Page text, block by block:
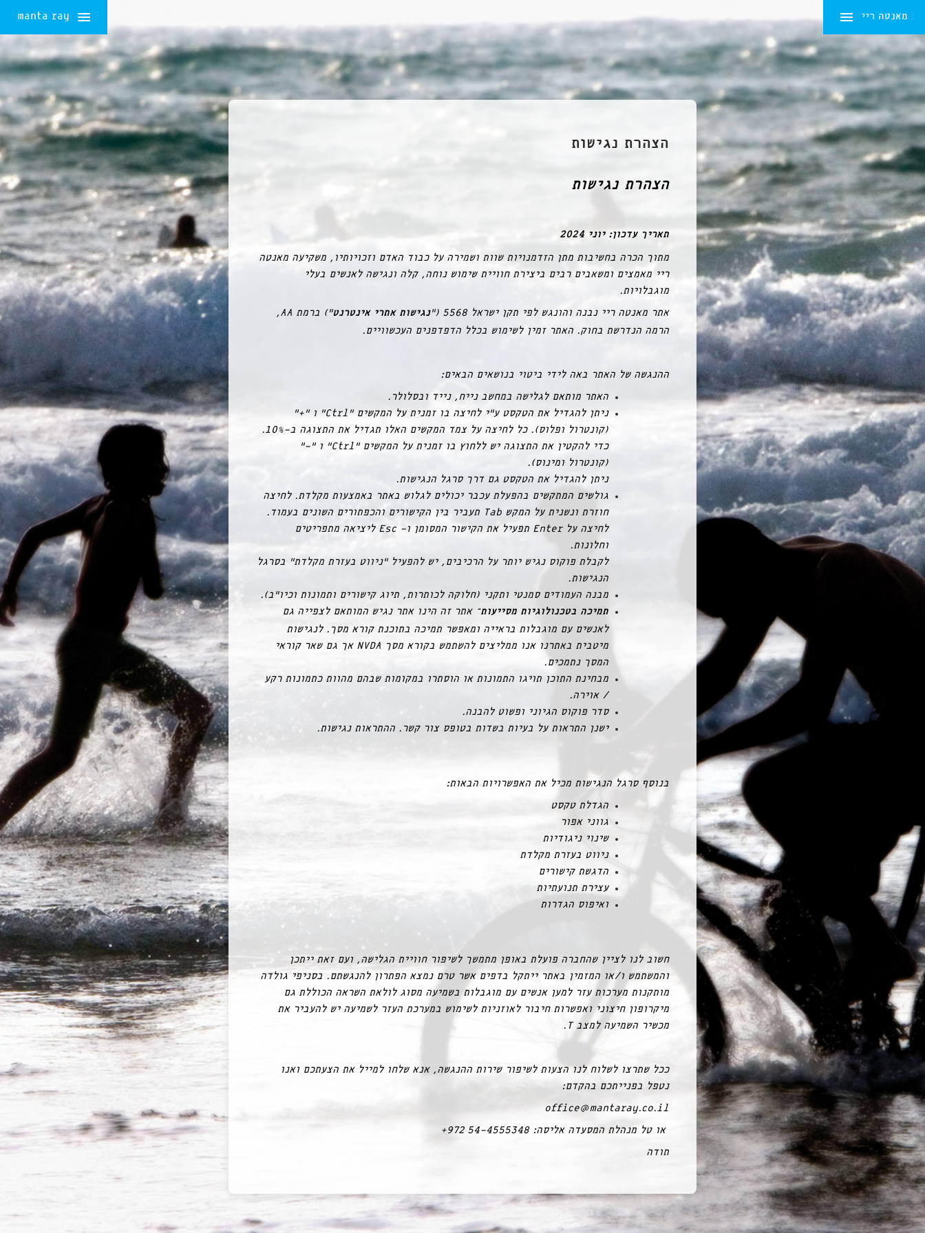
Skip
to
content
מאנטה ריי manta ray
הצהרת נגישות
הצהרת נגישות
תאריך עדכון: יוני 2024
מתוך הכרה בחשיבות מתן הזדמנויות שוות ושמירה על כבוד האדם וזכויותיו, משקיעה מאנטה
ריי מאמצים ומשאבים רבים ביצירת חוויית שימוש נוחה, קלה ונגישה לאנשים בעלי
מוגבלויות.
אתר מאנטה ריי נבנה והונגש לפי תקן ישראל 5568 (“ נגישות אתרי אינטרנט
“) ברמת AA,
הרמה הנדרשת בחוק. האתר זמין לשימוש בכלל הדפדפנים העכשוויים.
ההנגשה של האתר באה לידי ביטוי בנושאים הבאים:
האתר מותאם לגלישה במחשב נייח, נייד ובסלולר.
ניתן להגדיל את הטקסט ע”י לחיצה בו זמנית על המקשים “Ctrl” ו “+”
(קונטרול ופלוס). כל לחיצה על צמד המקשים האלו תגדיל את התצוגה ב-10%.
כדי להקטין את התצוגה יש ללחוץ בו זמנית על המקשים “Ctrl” ו “-”
(קונטרול ומינוס).
ניתן להגדיל את הטקסט גם דרך סרגל הנגישות.
גולשים המתקשים בהפעלת עכבר יכולים לגלוש באתר באמצעות מקלדת. לחיצה
חוזרת ונשנית על המקש Tab תעביר בין הקישורים והכפתורים השונים בעמוד.
לחיצה על Enter תפעיל את הקישור המסומן ו- Esc ליציאה מתפריטים
וחלונות.
לקבלת פוקוס נגיש יותר על הרכיבים, יש להפעיל “ניווט בעזרת מקלדת” בסרגל
הנגישות.
מבנה העמודים סמנטי ותקני (חלוקה לכותרות, תיוג קישורים ותמונות וכיו”ב).
תמיכה בטכנולוגיות מסייעות– אתר זה הינו אתר נגיש המותאם לצפייה גם
לאנשים עם מוגבלות בראייה ומאפשר תמיכה בתוכנת קורא מסך. לנגישות
מיטבית באתרנו אנו ממליצים להשתמש בקורא מסך NVDA אך גם שאר קוראי
המסך נתמכים.
מבחינת התוכן תויגו התמונות או הוסתרו במקומות שבהם מהוות כתמונות רקע
/ אוירה.
סדר פוקוס הגיוני ופשוט להבנה.
ישנן התראות על בעיות בשדות בטופס צור קשר. ההתראות נגישות.
בנוסף סרגל הנגישות מכיל את האפשרויות הבאות:
הגדלת טקסט
גווני אפור
שינוי ניגודיות
ניווט בעזרת מקלדת
הדגשת קישורים
עצירת תנועתיות
ואיפוס הגדרות
חשוב לנו לציין שהחברה פועלת באופן מתמשך לשיפור חוויית הגלישה, ועם זאת ייתכן
והמשתמש ו/או המזמין באתר ייתקל בדפים אשר טרם נמצא הפתרון להנגשתם. בסניפי גולדה
מותקנות מערכות עזר למען אנשים עם מוגבלות בשמיעה מסוג לולאת השראה הכוללת גם
מיקרופון חיצוני ואפשרות חיבור לאוזניות לשימוש במערכת העזר לשמיעה יש להעביר את
מכשיר השמיעה למצב T.
ככל שתרצו לשלוח לנו הצעות לשיפור שירות ההנגשה, אנא שלחו למייל את הצעתכם ואנו
נטפל בפנייתכם בהקדם:
office@mantaray.co.il
או טל מנהלת המסעדה אליסה: ‭+972 54-4555348‬
תודה